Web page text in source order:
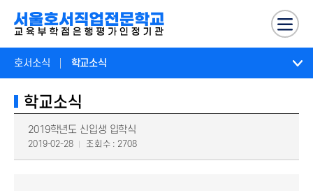
호서소식 학교소식
학교소식
2019학년도 신입생 입학식
2019-02-28 조회수 : 2708